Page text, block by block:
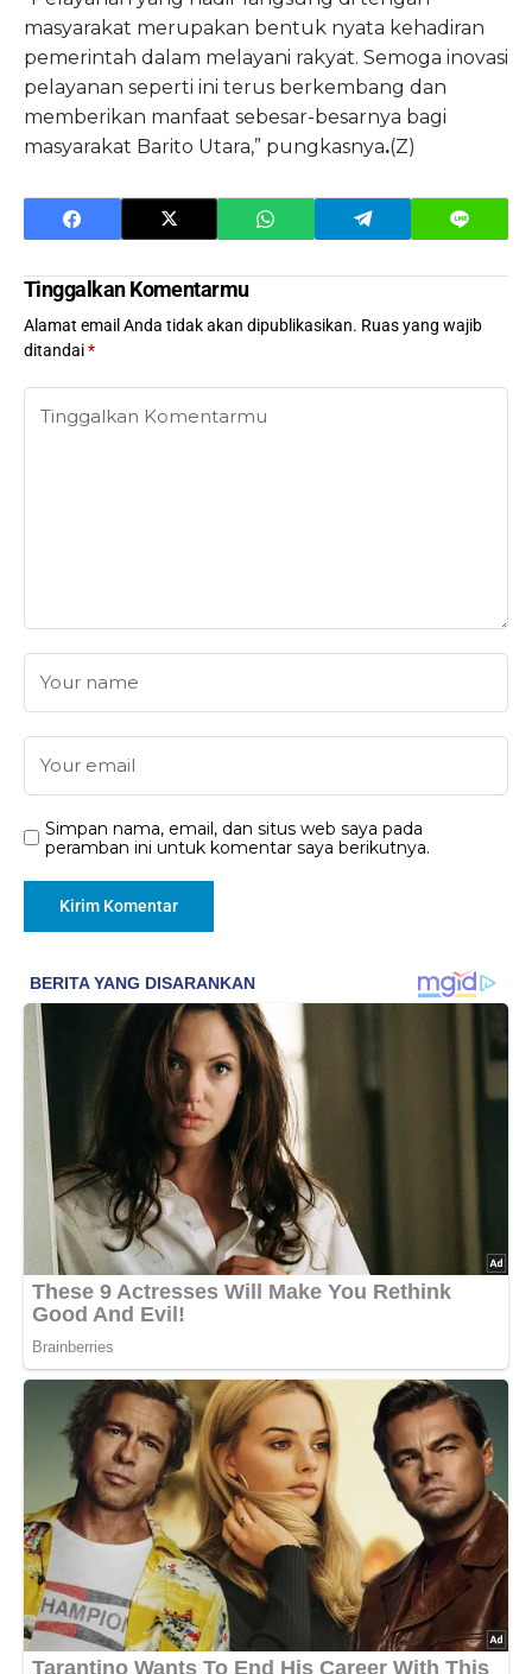
masyarakat merupakan bentuk nyata kehadiran
pemerintah dalam melayani rakyat. Semoga inovasi
pelayanan seperti ini terus berkembang dan
memberikan manfaat sebesar-besarnya bagi
masyarakat Barito Utara,” pungkasnya.(Z)
Tinggalkan Komentarmu
Alamat email Anda tidak akan dipublikasikan. Ruas yang wajib
ditandai*
Simpan nama, email, dan situs web saya pada
peramban ini untuk komentar saya berikutnya.